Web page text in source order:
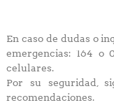
En caso de dudas o
emergencias: 164 o
celulares.
Por su seguridad,
recomendaciones.